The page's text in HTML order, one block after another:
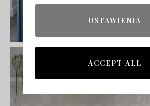
USTAWIENIA
ACCEPT ALL